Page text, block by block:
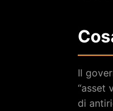
Il
“asset
di